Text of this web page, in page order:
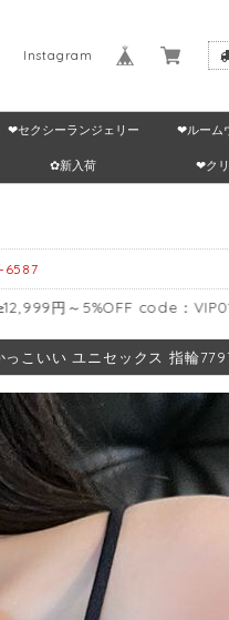
Instagram
返品・交換について
❤セクシーランジェリー ❤ルーム
✿新入荷 ❤ク
5%OFF code：VIP01 🍃
こいい ユニセックス 指輪